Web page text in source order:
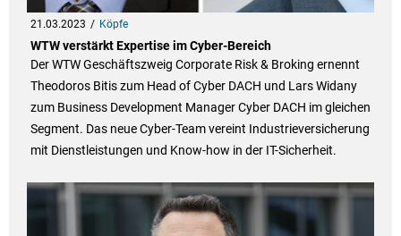
21.03.2023 Köpfe
WTW verstärkt Expertise im Cyber-Bereich
Der WTW Geschäftszweig Corporate Risk & Broking ernennt
Theodoros Bitis zum Head of Cyber DACH und Lars Widany
zum Business Development Manager Cyber DACH im gleichen
Segment. Das neue Cyber-Team vereint Industrieversicherung
mit Dienstleistungen und Know-how in der IT-Sicherheit.